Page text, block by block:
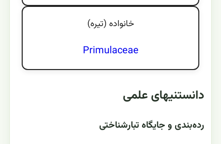
خانواده (تيره)
Primulaceae
دانستنیهای علمی
رده‌بندی و جایگاه تبارشناختی